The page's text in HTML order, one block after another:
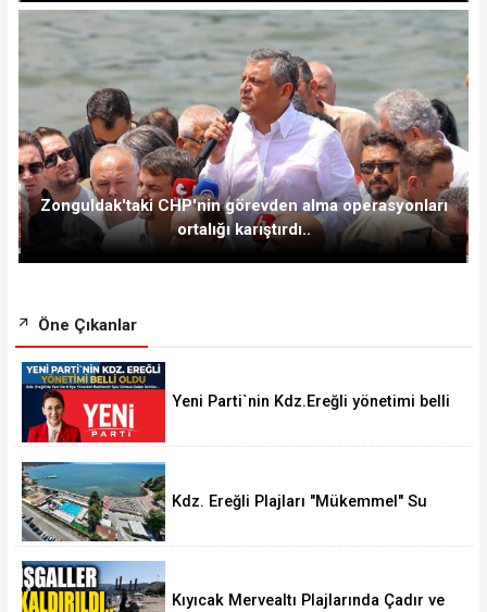
Zonguldak'taki CHP'nin görevden alma operasyonları
ortalığı karıştırdı..
Öne Çıkanlar
Yeni Parti`nin Kdz.Ereğli yönetimi belli
Kdz. Ereğli Plajları "Mükemmel" Su
Kıyıcak Mervealtı Plajlarında Çadır ve